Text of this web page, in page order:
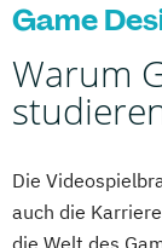
Game
Warum
Die
auch die
die Welt des